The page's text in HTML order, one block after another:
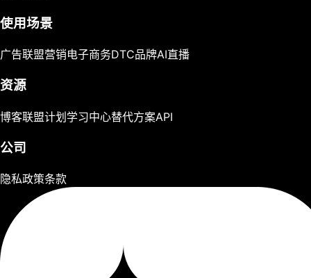
使用场景
广告联盟营销电子商务DTC品牌AI直播
资源
博客联盟计划学习中心替代方案API
公司
隐私政策条款